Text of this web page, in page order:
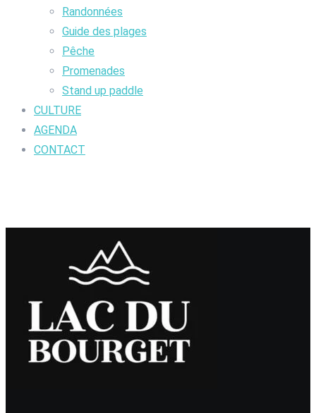
Randonnées
Guide des plages
Pêche
Promenades
Stand up paddle
CULTURE
AGENDA
CONTACT